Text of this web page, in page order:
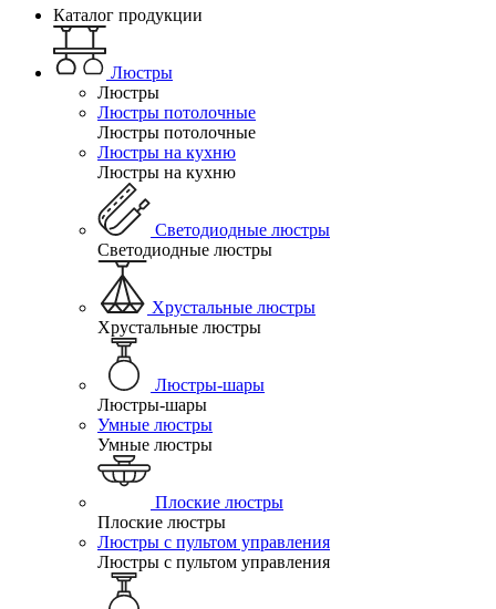
Каталог продукции
Люстры
Люстры
Люстры потолочные
Люстры потолочные
Люстры на кухню
Люстры на кухню
Светодиодные люстры
Светодиодные люстры
Хрустальные люстры
Хрустальные люстры
Люстры-шары
Люстры-шары
Умные люстры
Умные люстры
Плоские люстры
Плоские люстры
Люстры с пультом управления
Люстры с пультом управления